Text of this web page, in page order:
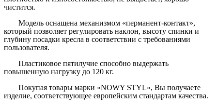
чистится.
Модель оснащена механизмом «перманент-контакт»,
который позволяет регулировать наклон, высоту спинки и
глубину посадки кресла в соответствии с требованиями
пользователя.
Пластиковое пятилучие способно выдержать
повышенную нагрузку до 120 кг.
Покупая товары марки «NOWY STYL», Вы получаете
изделие, соответствующее европейским стандартам качества.